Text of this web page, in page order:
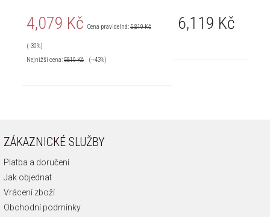
4,079 Kč Cena pravidelná:5,819 Kč
(-30%)
Nejnižší cena:5819Kč (--43%)
6,119 Kč
ZÁKAZNICKÉ SLUŽBY
Platba a doručení
Jak objednat
Vrácení zboží
Obchodní podmínky